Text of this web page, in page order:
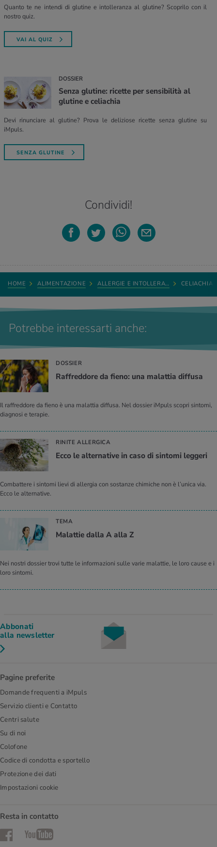
Quanto te ne intendi di glutine e intolleranza al glutine? Scoprilo con il
nostro quiz.
VAI AL QUIZ
DOSSIER
Senza glutine: ricette per sensibilità al
glutine e celiachia
Devi rinunciare al glutine? Prova le deliziose ricette senza glutine su
iMpuls.
SENZA GLUTINE
Condividi!
HOME ALIMENTAZIONE ALLERGIE E INTOLLERA… CELIACHIA
Potrebbe interessarti anche:
DOSSIER
Raffreddore da fieno: una malattia diffusa
Il raffreddore da fieno è una malattia diffusa. Nel dossier iMpuls scopri sintomi,
diagnosi e terapie.
RINITE ALLERGICA
Ecco le alternative in caso di sintomi leggeri
Combattere i sintomi lievi di allergia con sostanze chimiche non è l’unica via.
Ecco le alternative.
TEMA
Malattie dalla A alla Z
Nei nostri dossier trovi tutte le informazioni sulle varie malattie, le loro cause e i
loro sintomi.
Abbonati
alla newsletter
Pagine preferite
Domande frequenti a iMpuls
Servizio clienti e Contatto
Centri salute
Su di noi
Colofone
Codice di condotta e sportello
Protezione dei dati
Impostazioni cookie
Resta in contatto
FacebookYouTube